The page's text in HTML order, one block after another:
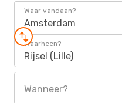
Waar vandaan?
Amsterdam
Waarheen?
Rijsel (Lille)
Wanneer?